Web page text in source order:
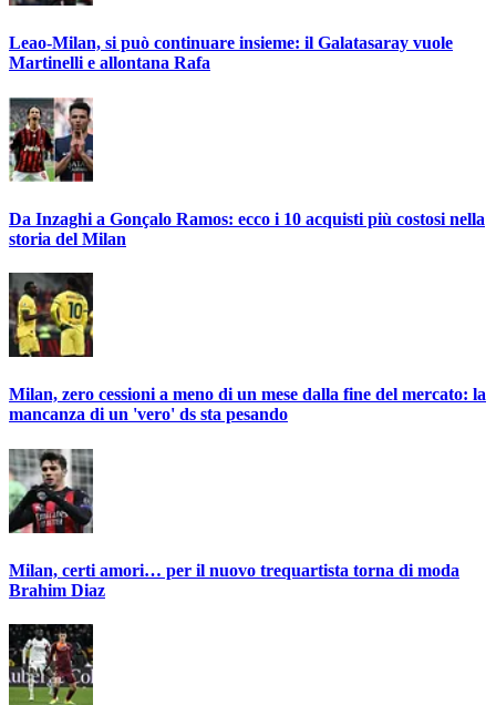
Leao-Milan, si può continuare insieme: il Galatasaray vuole
Martinelli e allontana Rafa
Da Inzaghi a Gonçalo Ramos: ecco i 10 acquisti più costosi nella
storia del Milan
Milan, zero cessioni a meno di un mese dalla fine del mercato: la
mancanza di un 'vero' ds sta pesando
Milan, certi amori… per il nuovo trequartista torna di moda
Brahim Diaz